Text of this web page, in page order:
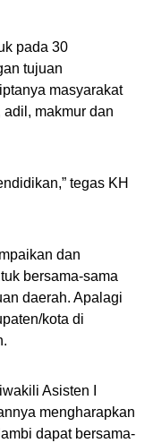
pada 30
tujuan
masyarakat
adil, makmur dan
tegas KH
dan
bersama-sama
daerah. Apalagi
kota di
Asisten I
mengharapkan
dapat bersama-